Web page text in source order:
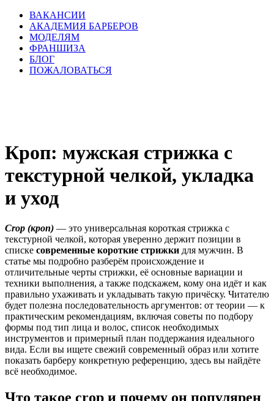
ВАКАНСИИ
АКАДЕМИЯ БАРБЕРОВ
МОДЕЛЯМ
ФРАНШИЗА
БЛОГ
ПОЖАЛОВАТЬСЯ
Кроп: мужская стрижка с
текстурной челкой, укладка
и уход
Crop (кроп) — это универсальная короткая стрижка с
текстурной челкой, которая уверенно держит позиции в
списке современные короткие стрижки для мужчин. В
статье мы подробно разберём происхождение и
отличительные черты стрижки, её основные вариации и
техники выполнения, а также подскажем, кому она идёт и как
правильно ухаживать и укладывать такую причёску. Читателю
будет полезна последовательность аргументов: от теории — к
практическим рекомендациям, включая советы по подбору
формы под тип лица и волос, список необходимых
инструментов и примерный план поддержания идеального
вида. Если вы ищете свежий современный образ или хотите
показать барберу конкретную референцию, здесь вы найдёте
всё необходимое.
Что такое crop и почему он популярен